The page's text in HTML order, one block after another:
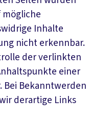
Inhalte
nicht erkennbar.
der verlinkten
einer
Bekanntwerden
derartige Links